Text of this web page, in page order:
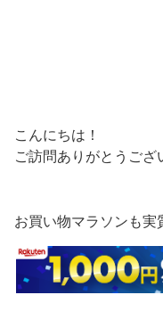
こんにちは！
ご訪問ありがとうござ
お買い物マラソンも実